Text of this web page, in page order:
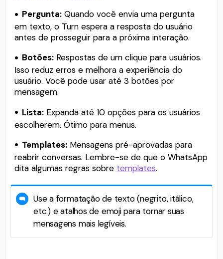
Pergunta: Quando você envia uma pergunta
em texto, o Turn espera a resposta do usuário
antes de prosseguir para a próxima interação.
Botões: Respostas de um clique para usuários.
Isso reduz erros e melhora a experiência do
usuário. Você pode usar até 3 botões por
mensagem.
Lista: Expanda até 10 opções para os usuários
escolherem. Ótimo para menus.
Templates: Mensagens pré-aprovadas para
reabrir conversas. Lembre-se de que o WhatsApp
dita algumas regras sobre templates.
Use a formatação de texto (negrito, itálico,
etc.) e atalhos de emoji para tornar suas
mensagens mais legíveis.